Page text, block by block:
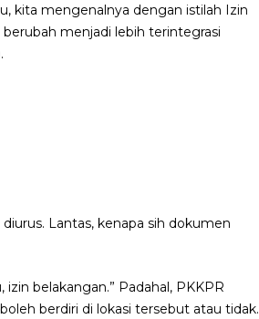
kita mengenalnya dengan istilah Izin
menjadi lebih terintegrasi
Lantas, kenapa sih dokumen
belakangan.” Padahal, PKKPR
berdiri di lokasi tersebut atau tidak.